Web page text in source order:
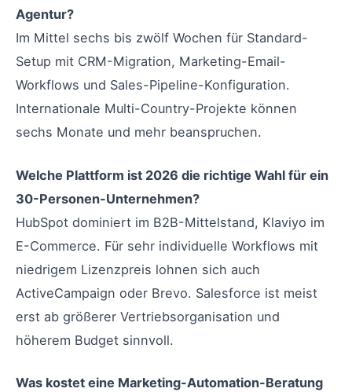
Agentur?
Im Mittel sechs bis zwölf Wochen für Standard-
Setup mit CRM-Migration, Marketing-Email-
Workflows und Sales-Pipeline-Konfiguration.
Internationale Multi-Country-Projekte können
sechs Monate und mehr beanspruchen.
Welche Plattform ist 2026 die richtige Wahl für ein
30-Personen-Unternehmen?
HubSpot dominiert im B2B-Mittelstand, Klaviyo im
E-Commerce. Für sehr individuelle Workflows mit
niedrigem Lizenzpreis lohnen sich auch
ActiveCampaign oder Brevo. Salesforce ist meist
erst ab größerer Vertriebsorganisation und
höherem Budget sinnvoll.
Was kostet eine Marketing-Automation-Beratung